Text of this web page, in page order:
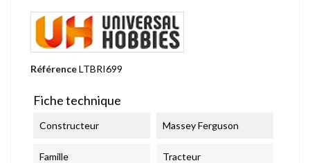
RéférenceLTBRI699
Fiche technique
Constructeur Massey Ferguson
Famille Tracteur